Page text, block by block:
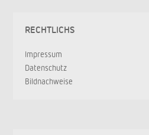
RECHTLICHS
Impressum
Datenschutz
Bildnachweise